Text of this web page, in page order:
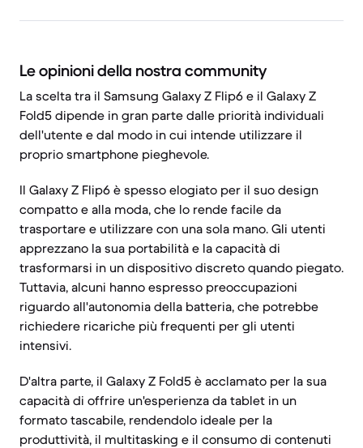
Le opinioni della nostra community
La scelta tra il Samsung Galaxy Z Flip6 e il Galaxy Z
Fold5 dipende in gran parte dalle priorità individuali
dell'utente e dal modo in cui intende utilizzare il
proprio smartphone pieghevole.
Il Galaxy Z Flip6 è spesso elogiato per il suo design
compatto e alla moda, che lo rende facile da
trasportare e utilizzare con una sola mano. Gli utenti
apprezzano la sua portabilità e la capacità di
trasformarsi in un dispositivo discreto quando piegato.
Tuttavia, alcuni hanno espresso preoccupazioni
riguardo all'autonomia della batteria, che potrebbe
richiedere ricariche più frequenti per gli utenti
intensivi.
D'altra parte, il Galaxy Z Fold5 è acclamato per la sua
capacità di offrire un'esperienza da tablet in un
formato tascabile, rendendolo ideale per la
produttività, il multitasking e il consumo di contenuti